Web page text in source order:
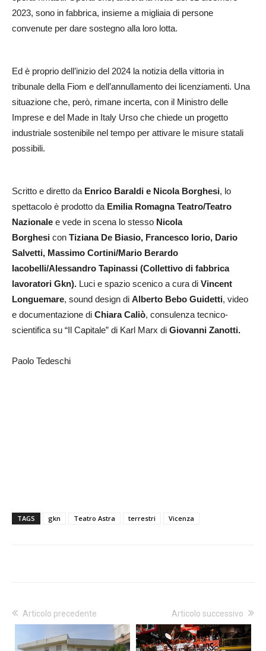
2023, sono in fabbrica, insieme a migliaia di persone
convenute per dare sostegno alla loro lotta.
Ed è proprio dell’inizio del 2024 la notizia della vittoria in
tribunale della Fiom e dell’annullamento dei licenziamenti. Una
situazione che, però, rimane incerta, con il Ministro delle
Imprese e del Made in Italy Urso che chiede un progetto
industriale sostenibile nel tempo per attivare le misure statali
possibili.
Scritto e diretto da Enrico Baraldi e Nicola Borghesi, lo
spettacolo è prodotto da Emilia Romagna Teatro/Teatro
Nazionale e vede in scena lo stesso Nicola
Borghesi con Tiziana De Biasio, Francesco Iorio, Dario
Salvetti, Massimo Cortini/Mario Berardo
Iacobelli/Alessandro Tapinassi (Collettivo di fabbrica
lavoratori Gkn). Luci e spazio scenico a cura di Vincent
Longuemare, sound design di Alberto Bebo Guidetti, video
e documentazione di Chiara Caliò, consulenza tecnico-
scientifica su “Il Capitale” di Karl Marx di Giovanni Zanotti.
Paolo Tedeschi
TAGS gkn Teatro Astra terrestri Vicenza
Articolo precedente Articolo successivo